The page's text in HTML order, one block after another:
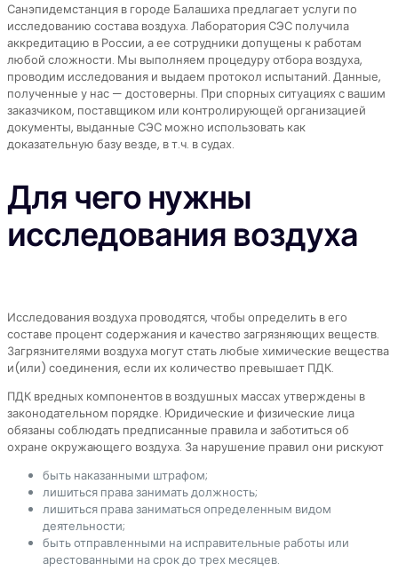
Санэпидемстанция в городе Балашиха предлагает услуги по
исследованию состава воздуха. Лаборатория СЭС получила
аккредитацию в России, а ее сотрудники допущены к работам
любой сложности. Мы выполняем процедуру отбора воздуха,
проводим исследования и выдаем протокол испытаний. Данные,
полученные у нас — достоверны. При спорных ситуациях с вашим
заказчиком, поставщиком или контролирующей организацией
документы, выданные СЭС можно использовать как
доказательную базу везде, в т.ч. в судах.
Для чего нужны
исследования воздуха
Исследования воздуха проводятся, чтобы определить в его
составе процент содержания и качество загрязняющих веществ.
Загрязнителями воздуха могут стать любые химические вещества
и(или) соединения, если их количество превышает ПДК.
ПДК вредных компонентов в воздушных массах утверждены в
законодательном порядке. Юридические и физические лица
обязаны соблюдать предписанные правила и заботиться об
охране окружающего воздуха. За нарушение правил они рискуют
быть наказанными штрафом;
лишиться права занимать должность;
лишиться права заниматься определенным видом
деятельности;
быть отправленными на исправительные работы или
арестованными на срок до трех месяцев.